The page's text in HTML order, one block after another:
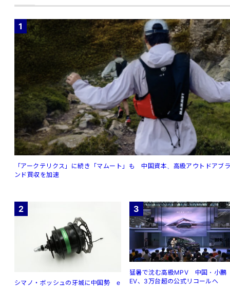
1
「アークテリクス」に続き「マムート」も 中国資本、高級アウトドアブ
ンド買収を加速
2
シマノ・ボッシュの牙城に中国勢 e
3
猛暑で沈む高級MPV 中国・小鵬
EV、3万台超の公式リコールへ